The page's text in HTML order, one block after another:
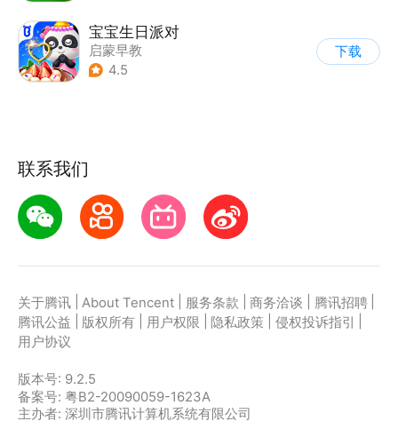
宝宝生日派对
启蒙早教
4.5
下载
联系我们
关于腾讯 About Tencent 服务条款 商务洽谈 腾讯招聘
腾讯公益
版权所有 用户权限 隐私政策 侵权投诉指引
用户协议
版本号: 9.2.5
备案号: 粤B2-20090059-1623A
主办者: 深圳市腾讯计算机系统有限公司